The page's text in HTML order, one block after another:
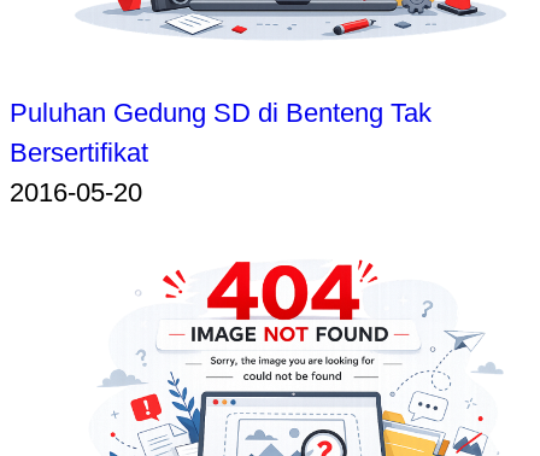
Puluhan Gedung SD di Benteng Tak
Bersertifikat
2016-05-20